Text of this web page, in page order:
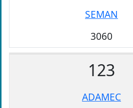
SEMAN
3060
123
ADAMEC